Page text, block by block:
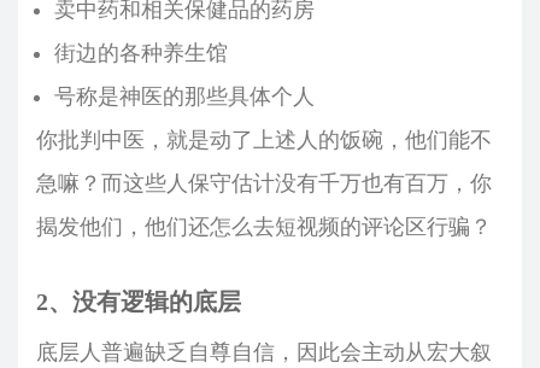
卖中药和相关保健品的药房
街边的各种养生馆
号称是神医的那些具体个人
你批判中医，就是动了上述人的饭碗，他们能不
急嘛？而这些人保守估计没有千万也有百万，你
揭发他们，他们还怎么去短视频的评论区行骗？
2、没有逻辑的底层
底层人普遍缺乏自尊自信，因此会主动从宏大叙